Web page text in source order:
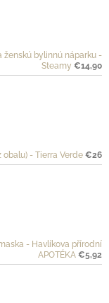
bylinnú náparku -
Steamy €14,90
obalu) - Tierra Verde €26
- Havlíkova přírodní
APOTÉKA €5,92